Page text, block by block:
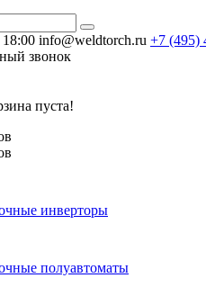
info@weldtorch.ru +7 (495)
звонок
пуста!
инверторы
полуавтоматы